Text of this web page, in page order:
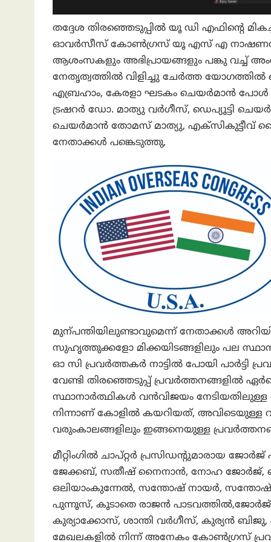
തദ്ദേശ തിരഞ്ഞെടുപ്പിൽ യൂ ഡി എഫിന്റെ
ഓവർസീസ് കോൺഗ്രസ് യൂ എസ് എ നാഷണൽ
ആശംസകളും അഭിപ്രായങ്ങളും പങ്കു വച്ച്
നേതൃത്വത്തിൽ വിളിച്ചു ചേർത്ത
എബ്രഹാം, കേരളാ ഘടകം ചെയർമാൻ പോൾ
ട്രഷറർ ഡോ. മാത്യു വർഗീസ്, ഡെപ്യൂട്ടി
ചെയർമാൻ തോമസ് മാത്യു, എക്സികുട്ടീവ്
നേതാക്കൾ പങ്കെടുത്തു,
മുന്പന്തിയിലുണ്ടാവുമെന്ന് നേതാക്കൾ
സുഹൃത്തുക്കളോ മിക്കയിടങ്ങളിലും പല
ഓ സി പ്രവർത്തകർ നാട്ടിൽ പോയി
വേണ്ടി തിരഞ്ഞെടുപ്പ് പ്രവർത്തനങ്ങളിൽ
സ്ഥാനാർത്ഥികൾ വൻവിജയം നേടിയതിലുള്ള
നിന്നാണ് കോളിൽ കയറിയത്, അവിടെയുള്ള
വരുംകാലങ്ങളിലും ഇങ്ങനെയുള്ള
മീറ്റിംഗിൽ ചാപ്റ്റർ പ്രസിഡന്റുമാരായ
ജേക്കബ്, സതീഷ് നൈനാൻ, നോഹ ജോർജ്,
ഒലിയാംകുന്നേൽ, സന്തോഷ് നായർ,
പുന്നൂസ്, കൂടാതെ രാജൻ
കുര്യാക്കോസ്, ശാന്തി വർഗീസ്, കുര്യൻ ബിജു,
മേഖലകളിൽ നിന്ന് അനേകം കോൺഗ്രസ്